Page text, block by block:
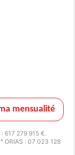
mensualité
617 279 915 €.
ORIAS : 07 023 128